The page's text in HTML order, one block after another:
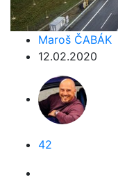
Maroš ČABÁK
12.02.2020
42